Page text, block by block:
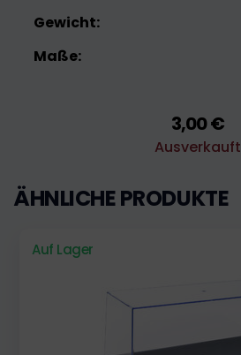
Gewicht:
Maße:
3,00 €
Ausverkauft
ÄHNLICHE PRODUKTE
Auf Lager